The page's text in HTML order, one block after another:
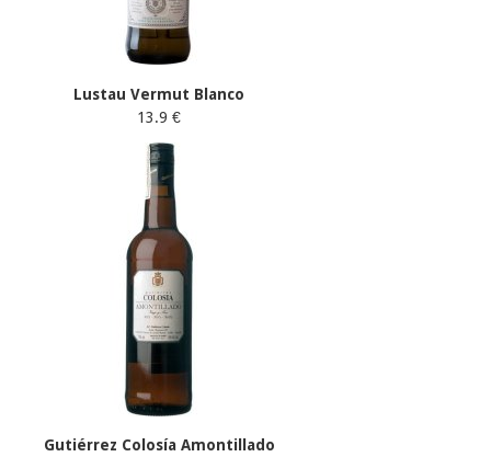
Lustau Vermut Blanco
13.9 €
Gutiérrez Colosía Amontillado